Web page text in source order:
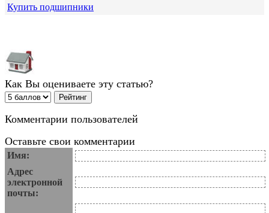
Купить подшипники
Как Вы оцениваете эту статью?
Комментарии пользователей
Оставьте свои комментарии
Имя:
Адрес
электронной
почты: